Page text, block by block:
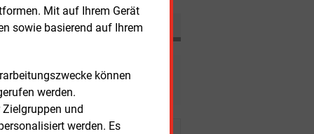
Mit auf Ihrem Gerät
sowie basierend auf Ihrem
können
werden.
und
werden. Es
altern lassen